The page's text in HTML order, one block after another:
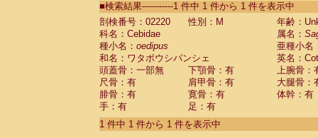
CebidaeSaguinus labiatus(0)
Cebidae Saguinus leucopus (0)
Cebidae
Cebidae
CebidaeSaguinus nigricollis (0)
Cebidae Saguinus oedipus
Cebidae Saguinus weddelli
Cebidae Saguinusspp.
Cebidae Aotus trivirgatus
Cebidae Cebus albifrons
■検索結果-----------1 件中 1 件から 1 件を表示中
剖検番号：02220
性別：M
年齢：
科名：Cebidae
属名：
種小名： oedipus
亜種小名
和名：ワタボウシパンシェ
英名：
頭蓋骨：一部無
下顎骨：有
上腕骨：
尺骨：有
肩甲骨：有
大腿骨：
腓骨：有
寛骨：有
体幹：有
手：有
足：有
1 件中 1 件から 1 件を表示中